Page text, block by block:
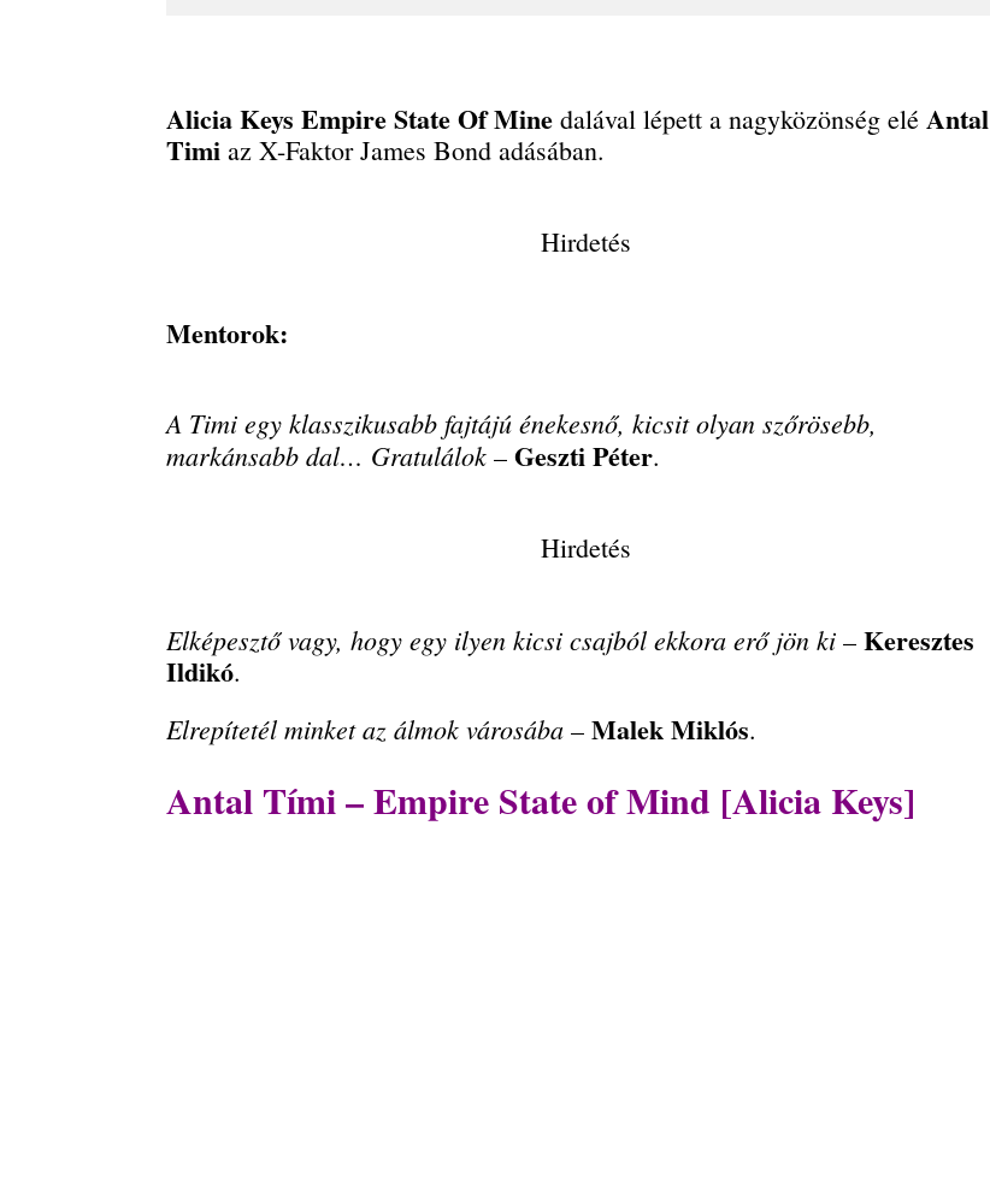
Alicia Keys Empire State Of Mine dalával lépett a nagyközönség elé Antal
Timi az X-Faktor James Bond adásában.
Hirdetés
Mentorok:
A Timi egy klasszikusabb fajtájú énekesnő, kicsit olyan szőrösebb,
markánsabb dal… Gratulálok – Geszti Péter.
Hirdetés
Elképesztő vagy, hogy egy ilyen kicsi csajból ekkora erő jön ki – Keresztes
Ildikó.
Elrepítetél minket az álmok városába – Malek Miklós.
Antal Tími – Empire State of Mind [Alicia Keys]